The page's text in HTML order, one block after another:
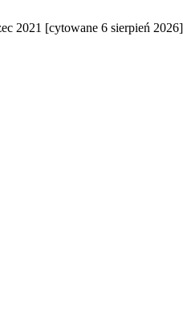
2021 [cytowane 6 sierpień